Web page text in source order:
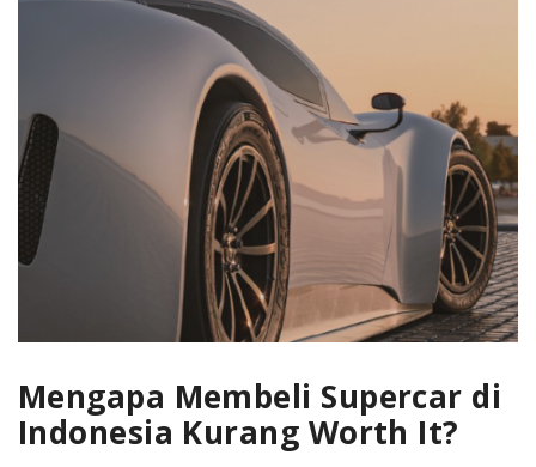
Mengapa Membeli Supercar di
Indonesia Kurang Worth It?